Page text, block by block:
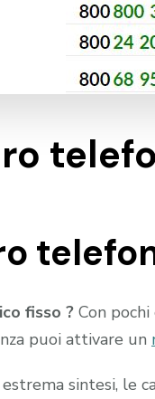
fisso ? Con
puoi attivare un
sintesi, le